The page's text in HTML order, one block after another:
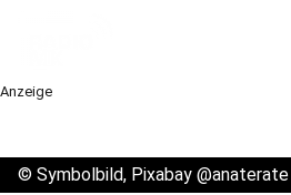
Anzeige
© Symbolbild, Pixabay @anaterate